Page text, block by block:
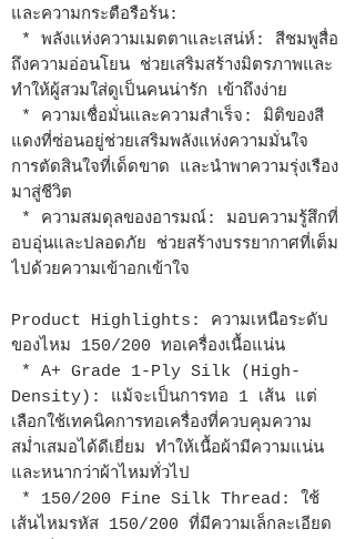
และความกระตือรือร้น:
* พลังแห่งความเมตตาและเสน่ห์: สีชมพูสื่อ
ถึงความอ่อนโยน ช่วยเสริมสร้างมิตรภาพและ
ทำให้ผู้สวมใส่ดูเป็นคนน่ารัก เข้าถึงง่าย
* ความเชื่อมั่นและความสำเร็จ: มิติของสี
แดงที่ซ่อนอยู่ช่วยเสริมพลังแห่งความมั่นใจ
การตัดสินใจที่เด็ดขาด และนำพาความรุ่งเรือง
มาสู่ชีวิต
* ความสมดุลของอารมณ์: มอบความรู้สึกที่
อบอุ่นและปลอดภัย ช่วยสร้างบรรยากาศที่เต็ม
ไปด้วยความเข้าอกเข้าใจ
Product Highlights: ความเหนือระดับ
ของไหม 150/200 ทอเครื่องเนื้อแน่น
* A+ Grade 1-Ply Silk (High-
Density): แม้จะเป็นการทอ 1 เส้น แต่
เลือกใช้เทคนิคการทอเครื่องที่ควบคุมความ
สม่ำเสมอได้ดีเยี่ยม ทำให้เนื้อผ้ามีความแน่น
และหนากว่าผ้าไหมทั่วไป
* 150/200 Fine Silk Thread: ใช้
เส้นไหมรหัส 150/200 ที่มีความเล็กละเอียด